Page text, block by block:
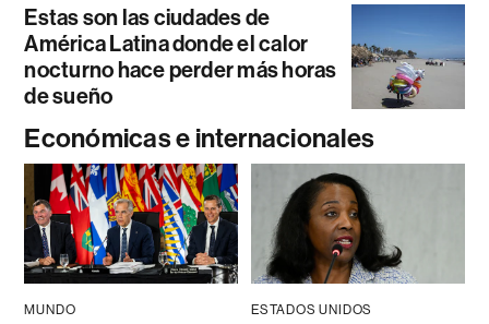
Estas son las ciudades de
América Latina donde el calor
nocturno hace perder más horas
de sueño
Económicas e internacionales
MUNDO ESTADOS UNIDOS